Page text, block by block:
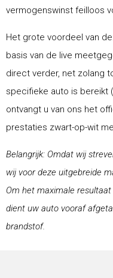
vermogenswinst feilloos
Het grote voordeel van
basis van de live
direct verder, net zolang
specifieke auto is bereikt
ontvangt u van ons het
prestaties zwart-op-wit
Belangrijk: Omdat wij
wij voor deze uitgebreide
Om het maximale
dient uw auto vooraf
brandstof.